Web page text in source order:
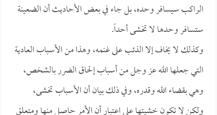
الراكب سيسافر وحده، بل جاء في بعض الأحاديث أن الضعينة
ستسافر وحدها لا تخشى أحداً.
وكذلك لا يخاف إلا الذئب على غنمه، وهذا من الأسباب العادية
التي جعلها الله عز وجل من أسباب إلحاق الضرر بالشخص،
وهي بقضاء الله وقدره، وفي ذلك بيان أن الأسباب تخشى،